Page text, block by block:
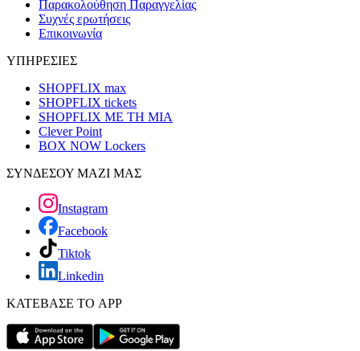
Παρακολούθηση Παραγγελίας
Συχνές ερωτήσεις
Επικοινωνία
ΥΠΗΡΕΣΙΕΣ
SHOPFLIX max
SHOPFLIX tickets
SHOPFLIX ΜΕ ΤΗ ΜΙΑ
Clever Point
BOX NOW Lockers
ΣΥΝΔΕΣΟΥ ΜΑΖΙ ΜΑΣ
Instagram
Facebook
Tiktok
Linkedin
ΚΑΤΕΒΑΣΕ ΤΟ APP